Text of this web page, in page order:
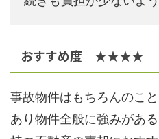
おすすめ度 ★★★★
事故物件はもちろんのこ
あり物件全般に強みがあ